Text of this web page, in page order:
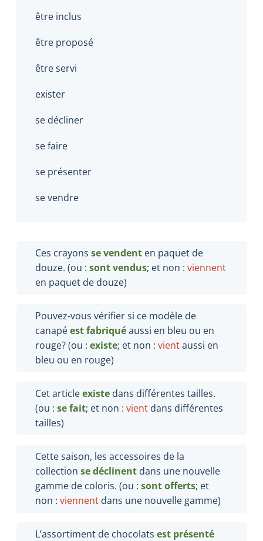
être inclus
être proposé
être servi
exister
se décliner
se faire
se présenter
se vendre
Ces crayons se vendent en paquet de
douze. (ou : sont vendus; et non : viennent
en paquet de douze)
Pouvez-vous vérifier si ce modèle de
canapéest fabriquéaussi en bleu ou en
rouge? (ou : existe; et non : vientaussi en
bleu ou en rouge)
Cet articleexiste dans différentes tailles.
(ou : se fait; et non : vient dans différentes
tailles)
Cette saison, les accessoires de la
collection se déclinent dans une nouvelle
gamme de coloris. (ou : sont offerts; et
non : viennent dans une nouvelle gamme)
L’assortiment de chocolats est présenté